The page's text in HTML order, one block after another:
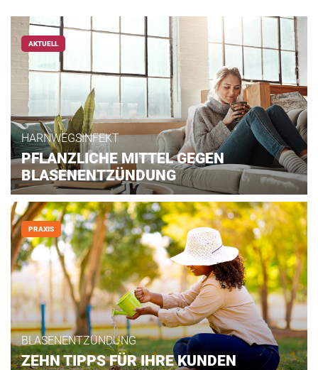
AKTUELL
HARNWEGSINFEKT
PFLANZLICHE MITTEL GEGEN
BLASENENTZÜNDUNG
PRAXIS
BLASENENTZÜNDUNG
ZEHN TIPPS FÜR IHRE KUNDEN